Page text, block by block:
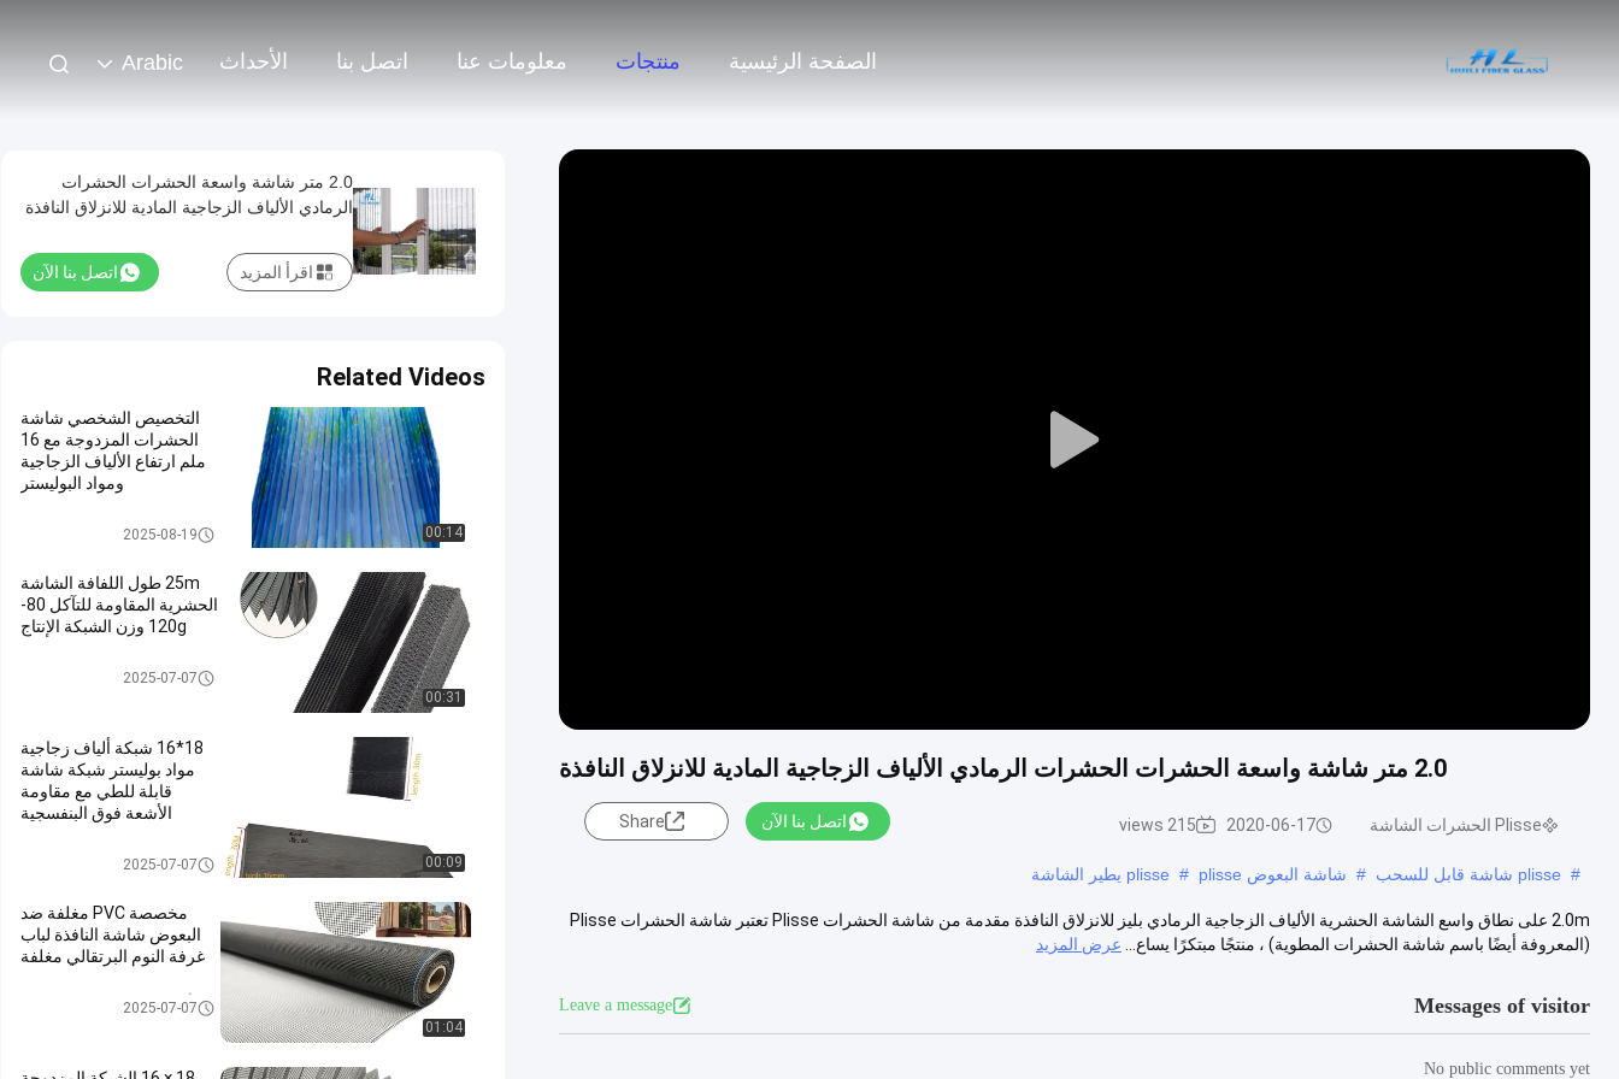
الصفحة الرئيسية منتجات معلومات عنا اتصل بنا الأحداث Arabic
Play
2.0 متر شاشة واسعة الحشرات الحشرات الرمادي الألياف الزجاجية المادية للانزلاق النافذة
Plisse الحشرات الشاشة 2020-06-17
215 views اتصل بنا الآن Share
# plisse شاشة قابل للسحب # شاشة البعوض plisse # plisse يطير الشاشة
2.0m على نطاق واسع الشاشة الحشرية الألياف الزجاجية الرمادي بليز للانزلاق النافذة مقدمة من شاشة الحشرات Plisse تعتبر شاشة الحشرات Plisse
(المعروفة أيضًا باسم شاشة الحشرات المطوية) ، منتجًا مبتكرًا يساع...
عرض المزيد
Messages of visitor
Leave a message
No public comments yet
2.0 متر شاشة واسعة الحشرات الحشرات
الرمادي الألياف الزجاجية المادية للانزلاق النافذة
اتصل بنا الآن اقرأ المزيد
Related Videos
00:14
التخصيص الشخصي شاشة
الحشرات المزدوجة مع 16
ملم ارتفاع الألياف الزجاجية
ومواد البوليستر
Plisse الحشرات الشاشة
2025-08-19
00:31
25m طول اللفافة الشاشة
الحشرية المقاومة للتآكل 80-
120g وزن الشبكة الإنتاج
Plisse الحشرات الشاشة
2025-07-07
00:09
18*16 شبكة ألياف زجاجية
مواد بوليستر شبكة شاشة
قابلة للطي مع مقاومة
الأشعة فوق البنفسجية
Plisse الحشرات الشاشة
2025-07-07
01:04
مخصصة PVC مغلفة ضد
البعوض شاشة النافذة لباب
غرفة النوم البرتقالي مغلفة
الألياف الزجاجية شبكة البعوض
2025-07-07